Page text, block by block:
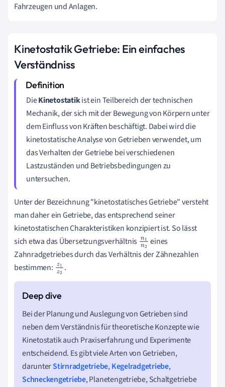
Fahrzeugen und Anlagen.
Kinetostatik Getriebe: Ein einfaches
Verständniss
DieKinetostatikist ein Teilbereich der technischen
Mechanik, der sich mit der Bewegung von Körpern unter
dem Einfluss von Kräften beschäftigt. Dabei wird die
kinetostatische Analyse von Getrieben verwendet, um
das Verhalten der Getriebe bei verschiedenen
Lastzuständen und Betriebsbedingungen zu
untersuchen.
Unter der Bezeichnung "kinetostatisches Getriebe" versteht
man daher ein Getriebe, das entsprechend seiner
kinetostatischen Charakteristiken konzipiert ist. So lässt
sich etwa das Übersetzungsverhältnis n1
n2
eines
Zahnradgetriebes durch das Verhältnis der Zähnezahlen
bestimmen: z1
z2
.
Bei der Planung und Auslegung von Getrieben sind
neben dem Verständnis für theoretische Konzepte wie
Kinetostatik auch Praxiserfahrung und Experimente
entscheidend. Es gibt viele Arten von Getrieben,
darunterStirnradgetriebe, Kegelradgetriebe,
Schneckengetriebe, Planetengetriebe, Schaltgetriebe